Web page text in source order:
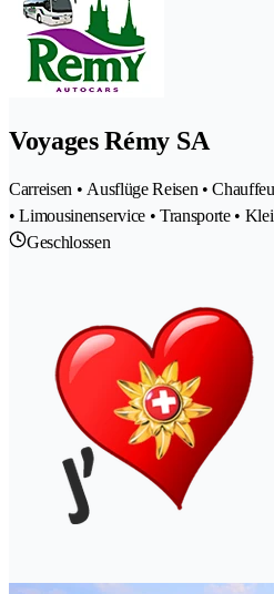
Voyages Rémy SA
Carreisen • Ausflüge Reisen •
• Limousinenservice • Transporte •
Geschlossen